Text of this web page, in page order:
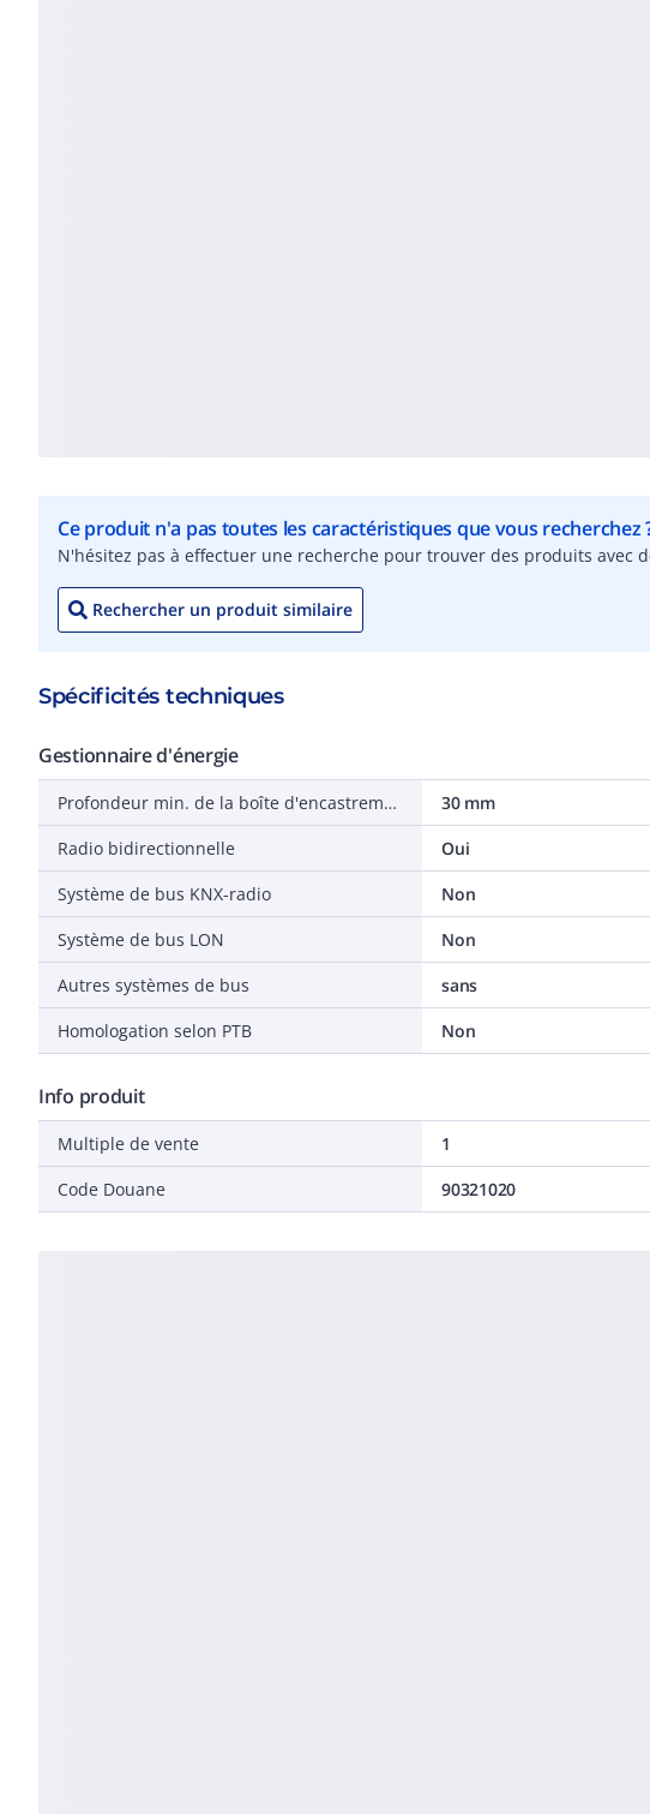
Ce produit n'a pas toutes les caractéristiques que vous recherchez
N'hésitez pas à effectuer une recherche pour trouver des produits avec
Rechercher un produit similaire
Spécificités techniques
Gestionnaire d'énergie
Profondeur min. de la boîte d'encastrement
30 mm
Radio bidirectionnelle
Oui
Système de bus KNX-radio
Non
Système de bus LON
Non
Autres systèmes de bus
sans
Homologation selon PTB
Non
Info produit
Multiple de vente
1
Code Douane
90321020